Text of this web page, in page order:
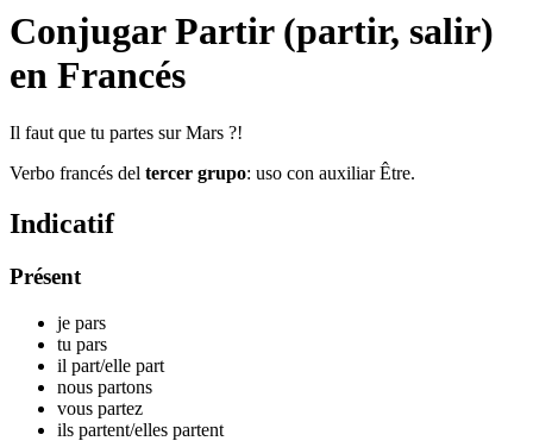
Conjugar Partir (partir, salir)
en Francés
Il faut que tu partes sur Mars ?!
Verbo francés del tercer grupo: uso con auxiliar Être.
Indicatif
Présent
je pars
tu pars
il part/elle part
nous partons
vous partez
ils partent/elles partent